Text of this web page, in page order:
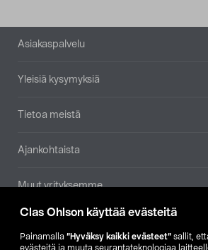
Clas Ohlson käyttää evästeitä
Painamalla ”Hyväksy kaikki evästeet” sallit,
evästeitä ja muuta seurantateknologiaa
Alatunniste
Asiakaspalvelu
Yleisiä kysymyksiä
Tietoa meistä
Ajankohtaista
Muut yrityksemme
Etsi myymälä